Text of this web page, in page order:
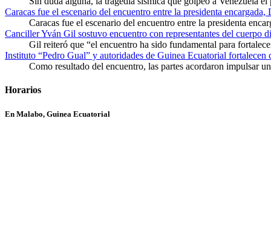
Caracas fue el escenario del encuentro entre la presidenta
Caracas fue el escenario del encuentro entre la presidenta
Canciller Yván Gil sostuvo encuentro con representantes del cuerpo
Gil reiteró que “el encuentro ha sido fundamental para
Instituto “Pedro Gual” y autoridades de Guinea Ecuatorial
Como resultado del encuentro, las partes acordaron impulsar
Horarios
En Malabo, Guinea Ecuatorial